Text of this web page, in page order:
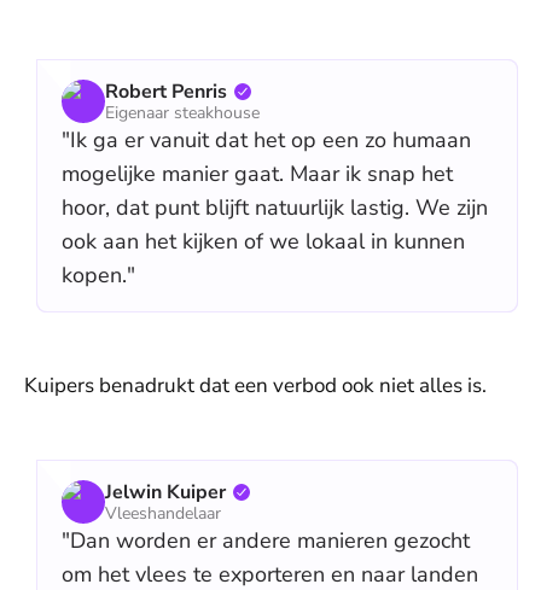
Robert Penris
Eigenaar steakhouse
"Ik ga er vanuit dat het op een zo humaan
mogelijke manier gaat. Maar ik snap het
hoor, dat punt blijft natuurlijk lastig. We zijn
ook aan het kijken of we lokaal in kunnen
kopen."
Kuipers benadrukt dat een verbod ook niet alles is.
Jelwin Kuiper
Vleeshandelaar
"Dan worden er andere manieren gezocht
om het vlees te exporteren en naar landen